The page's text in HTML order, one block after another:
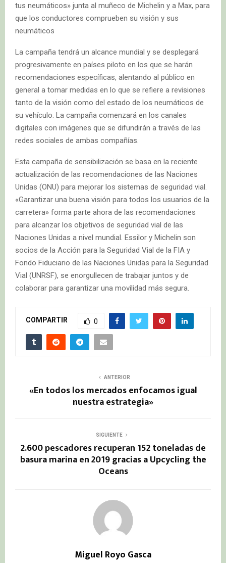
tus neumáticos» junta al muñeco de Michelin y a Max, para
que los conductores comprueben su visión y sus
neumáticos
La campaña tendrá un alcance mundial y se desplegará
progresivamente en países piloto en los que se harán
recomendaciones específicas, alentando al público en
general a tomar medidas en lo que se refiere a revisiones
tanto de la visión como del estado de los neumáticos de
su vehículo. La campaña comenzará en los canales
digitales con imágenes que se difundirán a través de las
redes sociales de ambas compañías.
Esta campaña de sensibilización se basa en la reciente
actualización de las recomendaciones de las Naciones
Unidas (ONU) para mejorar los sistemas de seguridad vial.
«Garantizar una buena visión para todos los usuarios de la
carretera» forma parte ahora de las recomendaciones
para alcanzar los objetivos de seguridad vial de las
Naciones Unidas a nivel mundial. Essilor y Michelin son
socios de la Acción para la Seguridad Vial de la FIA y
Fondo Fiduciario de las Naciones Unidas para la Seguridad
Vial (UNRSF), se enorgullecen de trabajar juntos y de
colaborar para garantizar una movilidad más segura.
COMPARTIR 0
ANTERIOR
«En todos los mercados enfocamos igual
nuestra estrategia»
SIGUIENTE
2.600 pescadores recuperan 152 toneladas de
basura marina en 2019 gracias a Upcycling the
Oceans
Miguel Royo Gasca